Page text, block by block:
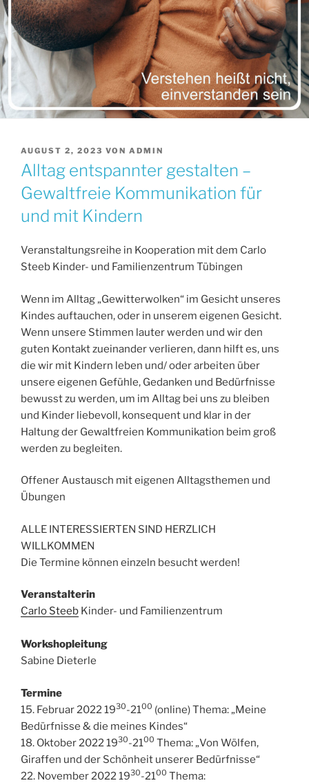
VERÖFFENTLICHT
AM
AUGUST 2, 2023 VON ADMIN
Alltag entspannter gestalten –
Gewaltfreie Kommunikation für
und mit Kindern
Veranstaltungsreihe in Kooperation mit dem Carlo
Steeb Kinder- und Familienzentrum Tübingen
Wenn im Alltag „Gewitterwolken“ im Gesicht unseres
Kindes auftauchen, oder in unserem eigenen Gesicht.
Wenn unsere Stimmen lauter werden und wir den
guten Kontakt zueinander verlieren, dann hilft es, uns
die wir mit Kindern leben und/ oder arbeiten über
unsere eigenen Gefühle, Gedanken und Bedürfnisse
bewusst zu werden, um im Alltag bei uns zu bleiben
und Kinder liebevoll, konsequent und klar in der
Haltung der Gewaltfreien Kommunikation beim groß
werden zu begleiten.
Offener Austausch mit eigenen Alltagsthemen und
Übungen
ALLE INTERESSIERTEN SIND HERZLICH
WILLKOMMEN
Die Termine können einzeln besucht werden!
Veranstalterin
Carlo Steeb Kinder- und Familienzentrum
Workshopleitung
Sabine Dieterle
Termine
15. Februar 2022 1930-2100 (online) Thema: „Meine
Bedürfnisse & die meines Kindes“
18. Oktober 2022 1930-2100 Thema: „Von Wölfen,
Giraffen und der Schönheit unserer Bedürfnisse“
22. November 2022 1930-2100 Thema: